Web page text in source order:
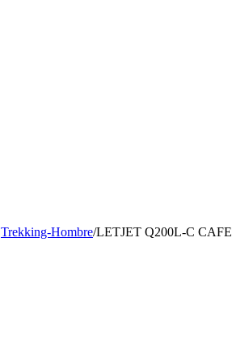
Trekking-Hombre/LETJET Q200L-C CAFE